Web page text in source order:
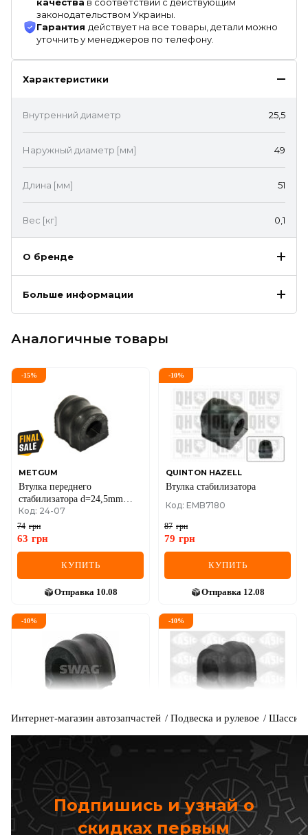
законодательством Украины.
Гарантия действует на все товары, детали можно
уточнить у менеджеров по телефону.
Характеристики
Внутренний диаметр 25,5
Наружный диаметр [мм] 49
Длина [мм] 51
Вес [кг] 0,1
О бренде
Больше информации
Аналогичные товары
-15%
METGUM
Втулка переднего
стабилизатора d=24,5mm
Renault Master II + Opel
Movano A 98->10
Код: 24-07
74 грн
63 грн
КУПИТЬ
Отправка 10.08
-10%
QUINTON HAZELL
Втулка стабилизатора
Код: EMB7180
87 грн
79 грн
КУПИТЬ
Отправка 12.08
-10%
SWAG
грн
КУПИТЬ
-10%
SASIC
стабилизатора Master/Movano
грн
КУПИТЬ
Интернет-магазин автозапчастей Подвеска и рулевое Шасси
Подпишись и узнай о
скидках первым